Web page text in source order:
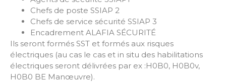
Chefs de poste SSIAP 2
Chefs de service sécurité SSIAP 3
Encadrement ALAFIA SÉCURITÉ
Ils seront formés SST et formés aux risques
électriques (au cas le cas et in situ des habilitations
électriques seront délivrées par ex :H0B0, H0B0v,
H0B0 BE Manœuvre).